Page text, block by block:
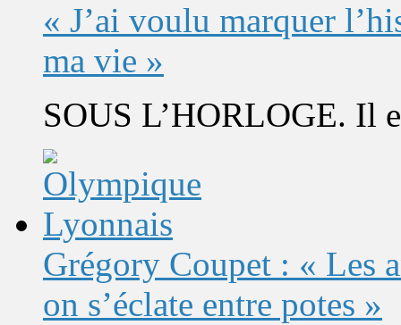
« J’ai voulu marquer
ma vie »
SOUS L’HORLOGE. Il
Grégory Coupet : « Les
on s’éclate entre potes »